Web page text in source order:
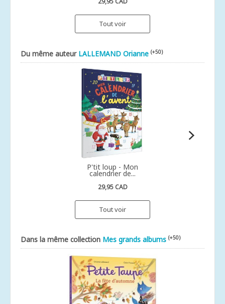
Tout voir
Du même auteur LALLEMAND Orianne (+50)
P'tit loup - Mon
calendrier de...
29,95 CAD
Tout voir
Dans la même collection Mes grands albums (+50)